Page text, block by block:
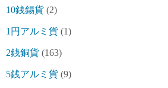
10銭錫貨 (2)
1円アルミ貨 (1)
2銭銅貨 (163)
5銭アルミ貨 (9)